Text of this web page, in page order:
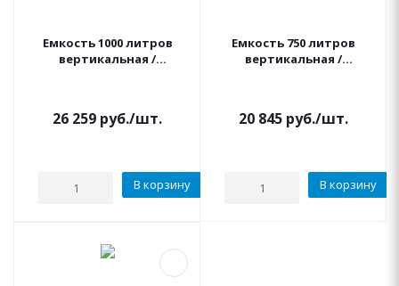
Емкость 1000 литров
вертикальная /
26 259 руб./шт.
В корзину
Емкость 750 литров
вертикальная /
20 845 руб./шт.
В корзину